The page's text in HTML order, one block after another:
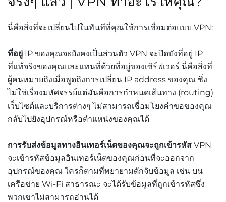
นี่คือสิ่งที่จะเปลี่ยนไปในทันทีที่คุณใช้การเชื่อมต่อแบบ VPN:
ที่อยู่ IP ของคุณจะยังคงเป็นส่วนตัว VPN จะปิดบังที่อยู่ IP
ที่แท้จริงของคุณและแทนที่ด้วยที่อยู่ของเซิร์ฟเวอร์ นี่คือสิ่งที่
ผู้คนหมายถึงเมื่อพูดถึงการเปลี่ยน IP address ของคุณ ซึ่ง
ไม่ใช่เรื่องมหัศจรรย์แต่มันคือการกำหนดเส้นทาง (routing)
เว็บไซต์และบริการต่างๆ ไม่สามารถเชื่อมโยงคำขอของคุณ
กลับไปยังอุปกรณ์หรือตำแหน่งของคุณได้
การรับส่งข้อมูลทางอินเทอร์เน็ตของคุณจะถูกเข้ารหัส VPN
จะเข้ารหัสข้อมูลอินเทอร์เน็ตของคุณก่อนที่จะออกจาก
อุปกรณ์ของคุณ ใครก็ตามที่พยายามดักจับข้อมูล เช่น บน
เครือข่าย Wi-Fi สาธารณะ จะได้รับข้อมูลที่ถูกเข้ารหัสซึ่ง
พวกเขาไม่สามารถอ่านได้